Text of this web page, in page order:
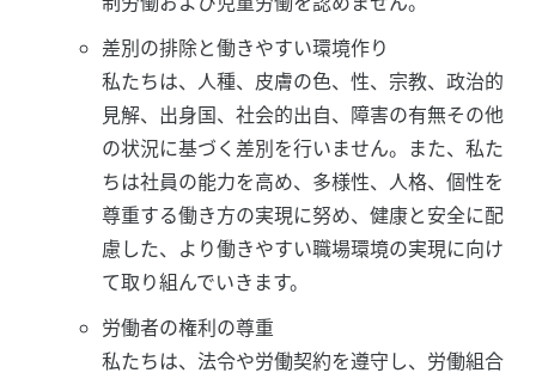
差別の排除と働きやすい環境作り
私たちは、人種、皮膚の色、性、宗教、政治的
見解、出身国、社会的出自、障害の有無その他
の状況に基づく差別を行いません。また、私た
ちは社員の能力を高め、多様性、人格、個性を
尊重する働き方の実現に努め、健康と安全に配
慮した、より働きやすい職場環境の実現に向け
て取り組んでいきます。
労働者の権利の尊重
私たちは、法令や労働契約を遵守し、労働組合